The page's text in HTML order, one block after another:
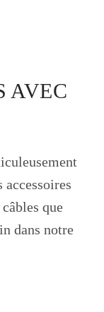
AVEC
accessoires
que
dans notre